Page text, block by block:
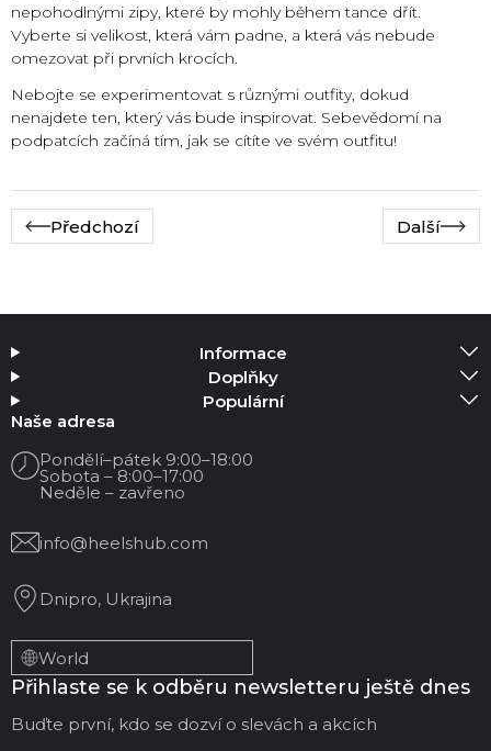
nepohodlnými zipy, které by mohly během tance dřít.
Vyberte si velikost, která vám padne, a která vás nebude
omezovat při prvních krocích.
Nebojte se experimentovat s různými outfity, dokud
nenajdete ten, který vás bude inspirovat. Sebevědomí na
podpatcích začíná tím, jak se cítíte ve svém outfitu!
Předchozí Další
Informace
Doplňky
Populární
Naše adresa
Pondělí–pátek 9:00–18:00
Sobota – 8:00–17:00
Neděle – zavřeno
info@heelshub.com
Dnipro, Ukrajina
World
Přihlaste se k odběru newsletteru ještě dnes
Buďte první, kdo se dozví o slevách a akcích